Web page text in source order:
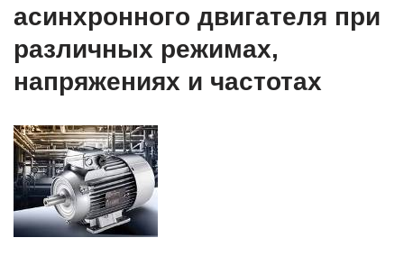
асинхронного двигателя при
различных режимах,
напряжениях и частотах